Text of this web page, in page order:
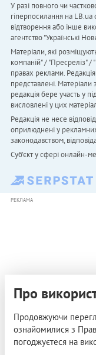
У разі повного чи
гіперпосилання на
відтворення або інше
агентство "Українськi
Матеріали, які
компаній" / "Пресреліз" /
правах реклами.
представлені.
редакція бере участь у
висловлені у цих
Редакція не несе
оприлюднені у
законодавством,
Cуб'єкт у сфері онлайн-
РЕКЛАМА
Про
Продовжуючи
ознайомилися з
погоджуєтеся на